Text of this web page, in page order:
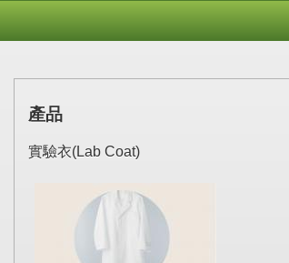
產品
實驗衣(Lab Coat)